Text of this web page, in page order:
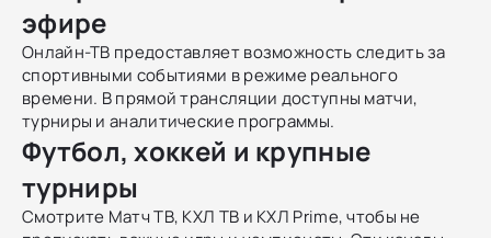
эфире
Онлайн-ТВ предоставляет возможность следить за
спортивными событиями в режиме реального
времени. В прямой трансляции доступны матчи,
турниры и аналитические программы.
Футбол, хоккей и крупные
турниры
Смотрите Матч ТВ, КХЛ ТВ и КХЛ Prime, чтобы не